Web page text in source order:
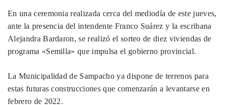
En una ceremonia realizada cerca del mediodía de este jueves,
ante la presencia del intendente Franco Suárez y la escribana
Alejandra Bardaron, se realizó el sorteo de diez viviendas de
programa «Semilla» que impulsa el gobierno provincial.
La Municipalidad de Sampacho ya dispone de terrenos para
estas futuras construcciones que comenzarán a levantarse en
febrero de 2022.